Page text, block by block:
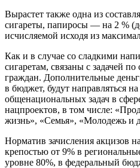
Вырастет также одна из
сигареты, папиросы — на 2 %
исчисляемой исходя из
Как и в случае со сладкими
сигаретам, связаны с задачей
граждан. Дополнительные
в бюджет, будут направляться
общенациональных задач в
нацпроектов, в том числе:
жизнь», «Семья», «Молодежь и
Норматив зачисления акцизов
крепостью от 9% в
уровне 80%, в федеральный